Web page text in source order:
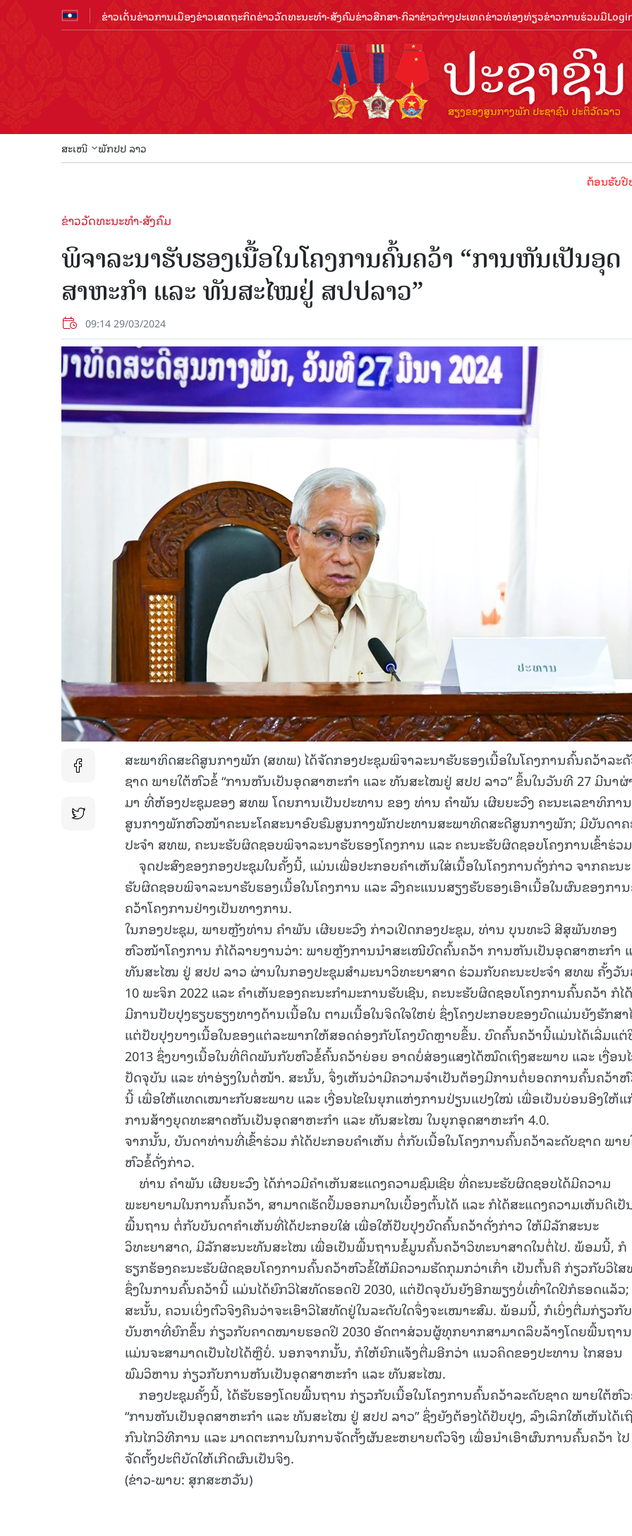
ຂ່າວເດັ່ນຂ່າວການເມືອງຂ່າວເສດຖະກິດຂ່າວວັດທະນະທຳ-ສັງຄົມຂ່າວສືກສາ-ກິລາຂ່າວຕ່າງປະເທດຂ່າວທ່ອງທ່ຽວຂ່າວການຮ່ວມມື
ສະເໜີ ພັກປປ ລາວ
ຕ້ອນຮັບປີທ່ອງທ່ຽ
ຂ່າວວັດທະນະທຳ-ສັງຄົມ
ພິຈາລະນາຮັບຮອງເນື້ອໃນໂຄງການຄົ້ນຄວ້າ “ການຫັນເປັນອຸດ
ສາຫະກໍາ ແລະ ທັນສະໄໝຢູ່ ສປປລາວ”
09:14 29/03/2024
ສະພາທິດສະດີສູນກາງພັກ (ສທພ) ໄດ້ຈັດກອງປະຊຸມພິຈາລະນາຮັບຮອງເນື້ອໃນໂຄງການຄົ້ນຄວ້າລະ
ຊາດ ພາຍໃຕ້ຫົວຂໍ້ “ການຫັນເປັນອຸດສາຫະກໍາ ແລະ ທັນສະໄໝຢູ່ ສປປ ລາວ” ຂຶ້ນໃນວັນທີ 27 ມີນາຜ່
ມາ ທີ່ຫ້ອງປະຊຸມຂອງ ສທພ ໂດຍການເປັນປະທານ ຂອງ ທ່ານ ຄໍາພັນ ເຜີຍຍະວົງ ຄະນະເລຂາທິການ
ສູນກາງພັກຫົວໜ້າຄະນະໂຄສະນາອົບຮົມສູນກາງພັກປະທານສະພາທິດສະດີສູນກາງພັກ; ມີບັນດາຄ
ປະຈໍາ ສທພ, ຄະນະຮັບຜິດຊອບພິຈາລະນາຮັບຮອງໂຄງການ ແລະ ຄະນະຮັບຜິດຊອບໂຄງການເຂົ້າຮ່ວ
ຈຸດປະສົງຂອງກອງປະຊຸມໃນຄັ້ງນີ້, ແມ່ນເພື່ອປະກອບຄໍາເຫັນໃສ່ເນື້ອໃນໂຄງການດັ່ງກ່າວ ຈາກຄະນະ
ຮັບຜິດຊອບພິຈາລະນາຮັບຮອງເນື້ອໃນໂຄງການ ແລະ ລົງຄະແນນສຽງຮັບຮອງເອົາເນື້ອໃນຜົນຂອງກາ
ຄວ້າໂຄງການຢ່າງເປັນທາງການ.
ໃນກອງປະຊຸມ, ພາຍຫຼັງທ່ານ ຄໍາພັນ ເຜີຍຍະວົງ ກ່າວເປີດກອງປະຊຸມ, ທ່ານ ບຸນທະວີ ສີສຸພັນທອງ
ຫົວໜ້າໂຄງການ ກໍໄດ້ລາຍງານວ່າ: ພາຍຫຼັງການນໍາສະເໜີບົດຄົ້ນຄວ້າ ການຫັນເປັນອຸດສາຫະກຳ
ທັນສະໄໝ ຢູ່ ສປປ ລາວ ຜ່ານໃນກອງປະຊຸມສຳມະນາວິທະຍາສາດ ຮ່ວມກັບຄະນະປະຈໍາ ສທພ ຄັ້ງວັ
10 ພະຈິກ 2022 ແລະ ຄໍາເຫັນຂອງຄະນະກຳມະການຮັບເຊີນ, ຄະນະຮັບຜິດຊອບໂຄງການຄົ້ນຄວ້າ ກໍໄດ້
ມີການປັບປຸງຮຽບຮຽງທາງດ້ານເນື້ອໃນ ຕາມເນື້ອໃນຈິດໃຈໃຫຍ່ ຊຶ່ງໂຄງປະກອບຂອງບົດແມ່ນຍັງຮັກສາ
ແຕ່ປັບປຸງບາງເນື້ອໃນຂອງແຕ່ລະພາກໃຫ້ສອດຄ່ອງກັບໂຄງບົດຫຼາຍຂຶ້ນ. ບົດຄົ້ນຄວ້ານີ້ແມ່ນໄດ້ເລີ່ມແຕ່
2013 ຊຶ່ງບາງເນື້ອໃນທີ່ຕິດພັນກັບຫົວຂໍ້ຄົ້ນຄວ້າຍ່ອຍ ອາດບໍ່ສ່ອງແສງໄດ້ໝົດເຖິງສະພາບ ແລະ ເງື່ອນໄ
ປັດຈຸບັນ ແລະ ທ່າອ່ຽງໃນຕໍ່ໜ້າ. ສະນັ້ນ, ຈຶ່ງເຫັນວ່າມີຄວາມຈໍາເປັນຕ້ອງມີການຕໍ່ຍອດການຄົ້ນຄວ້າ
ນີ້ ເພື່ອໃຫ້ແທດເໝາະກັບສະພາບ ແລະ ເງື່ອນໄຂໃນຍຸກແຫ່ງການປ່ຽນແປງໃໝ່ ເພື່ອເປັນບ່ອນອີງໃຫ້ແ
ການສ້າງຍຸດທະສາດຫັນເປັນອຸດສາຫະກຳ ແລະ ທັນສະໄໝ ໃນຍຸກອຸດສາຫະກຳ 4.0.
ຈາກນັ້ນ, ບັນດາທ່ານທີ່ເຂົ້າຮ່ວມ ກໍໄດ້ປະກອບຄໍາເຫັນ ຕໍ່ກັບເນື້ອໃນໂຄງການຄົ້ນຄວ້າລະດັບຊາດ ພາຍ
ຫົວຂໍ້ດັ່ງກ່າວ.
ທ່ານ ຄໍາພັນ ເຜີຍຍະວົງ ໄດ້ກ່າວມີຄໍາເຫັນສະແດງຄວາມຊົມເຊີຍ ທີ່ຄະນະຮັບຜິດຊອບໄດ້ມີຄວາມ
ພະຍາຍາມໃນການຄົ້ນຄວ້າ, ສາມາດເຮັດປຶ້ມອອກມາໃນເບື້ອງຕົ້ນໄດ້ ແລະ ກໍໄດ້ສະແດງຄວາມເຫັນດີເປັ
ພື້ນຖານ ຕໍ່ກັບບັນດາຄໍາເຫັນທີ່ໄດ້ປະກອບໃສ່ ເພື່ອໃຫ້ປັບປຸງບົດຄົ້ນຄວ້າດັ່ງກ່າວ ໃຫ້ມີລັກສະນະ
ວິທະຍາສາດ, ມີລັກສະນະທັນສະໄໝ ເພື່ອເປັນພື້ນຖານຂໍ້ມູນຄົ້ນຄວ້າວິທະນາສາດໃນຕໍ່ໄປ. ພ້ອມນີ້, ກໍ
ຮຽກຮ້ອງຄະນະຮັບຜິດຊອບໂຄງການຄົ້ນຄວ້າຫົວຂໍ້ໃຫ້ມີຄວາມຮັດກຸມກວ່າເກົ່າ ເປັນຕົ້ນຄື ກ່ຽວກັບວິໄ
ຊຶ່ງໃນການຄົ້ນຄວ້ານີ້ ແມ່ນໄດ້ຍົກວິໄສທັດຮອດປີ 2030, ແຕ່ປັດຈຸບັນຍັງອີກພຽງບໍ່ເທົ່າໃດປີກໍຮອດແລ້ວ;
ສະນັ້ນ, ຄວນເບິ່ງຕົວຈິງຄືນວ່າຈະເອົາວິໄສທັດຢູ່ໃນລະດັບໃດຈຶ່ງຈະເໝາະສົມ. ພ້ອມນີ້, ກໍເບິ່ງຕື່ມກ່ຽວກັບ
ບັນຫາທີ່ຍົກຂຶ້ນ ກ່ຽວກັບຄາດໝາຍຮອດປີ 2030 ອັດຕາສ່ວນຜູ້ທຸກຍາກສາມາດລຶບລ້າງໂດຍພື້ນຖານ
ແມ່ນຈະສາມາດເປັນໄປໄດ້ຫຼືບໍ່. ນອກຈາກນັ້ນ, ກໍໃຫ້ຍົກແຈ້ງຕື່ມອີກວ່າ ແນວຄິດຂອງປະທານ ໄກສອນ
ພົມວິຫານ ກ່ຽວກັບການຫັນເປັນອຸດສາຫະກຳ ແລະ ທັນສະໄໝ.
ກອງປະຊຸມຄັ້ງນີ້, ໄດ້ຮັບຮອງໂດຍພື້ນຖານ ກ່ຽວກັບເນື້ອໃນໂຄງການຄົ້ນຄວ້າລະດັບຊາດ ພາຍໃຕ້ຫົ
“ການຫັນເປັນອຸດສາຫະກໍາ ແລະ ທັນສະໄໝ ຢູ່ ສປປ ລາວ” ຊຶ່ງຍັງຕ້ອງໄດ້ປັບປຸງ, ລົງເລິກໃຫ້ເຫັນໄດ້ເ
ກົນໄກວິທີການ ແລະ ມາດຕະການໃນການຈັດຕັ້ງຜັນຂະຫຍາຍຕົວຈິງ ເພື່ອນໍາເອົາຜົນການຄົ້ນຄວ້າ ໄປ
ຈັດຕັ້ງປະຕິບັດໃຫ້ເກີດຜົນເປັນຈິງ.
(ຂ່າວ-ພາບ: ສຸກສະຫວັນ)
15.039(06-08-